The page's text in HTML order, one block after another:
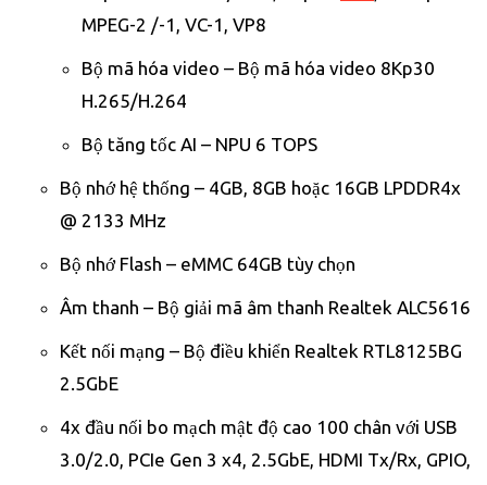
MPEG-2 /-1, VC-1, VP8
Bộ mã hóa video – Bộ mã hóa video 8Kp30
H.265/H.264
Bộ tăng tốc AI – NPU 6 TOPS
Bộ nhớ hệ thống – 4GB, 8GB hoặc 16GB LPDDR4x
@ 2133 MHz
Bộ nhớ Flash – eMMC 64GB tùy chọn
Âm thanh – Bộ giải mã âm thanh Realtek ALC5616
Kết nối mạng – Bộ điều khiển Realtek RTL8125BG
2.5GbE
4x đầu nối bo mạch mật độ cao 100 chân với USB
3.0/2.0, PCIe Gen 3 x4, 2.5GbE, HDMI Tx/Rx, GPIO,